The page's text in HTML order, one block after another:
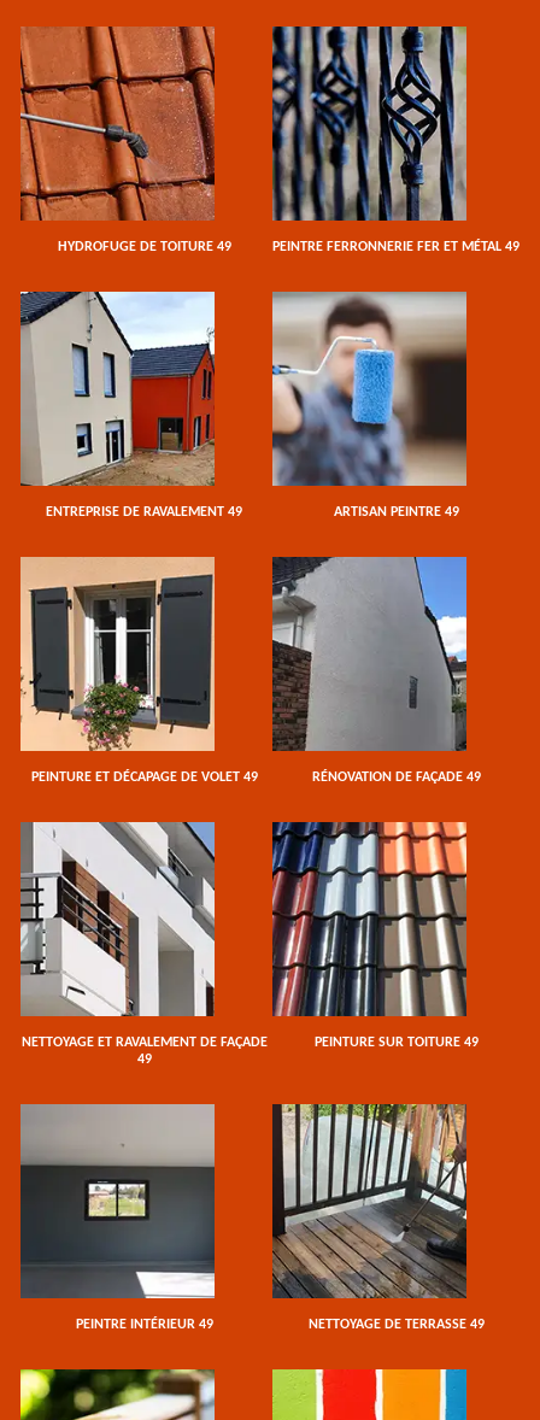
HYDROFUGE DE TOITURE 49 PEINTRE FERRONNERIE FER ET MÉTAL 49
ENTREPRISE DE RAVALEMENT 49 ARTISAN PEINTRE 49
PEINTURE ET DÉCAPAGE DE VOLET 49 RÉNOVATION DE FAÇADE 49
NETTOYAGE ET RAVALEMENT DE FAÇADE
49
PEINTURE SUR TOITURE 49
PEINTRE INTÉRIEUR 49 NETTOYAGE DE TERRASSE 49